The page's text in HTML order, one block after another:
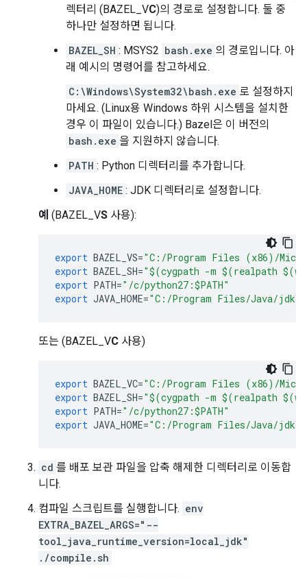
렉터리 (BAZEL_VC)의 경로로 설정합니다. 둘 중
하나만 설정하면 됩니다.
BAZEL_SH : MSYS2 bash.exe 의 경로입니다. 아
래 예시의 명령어를 참고하세요.
C:\Windows\System32\bash.exe 로 설정하지
마세요. (Linux용 Windows 하위 시스템을 설치한
경우 이 파일이 있습니다.) Bazel은 이 버전의
bash.exe 을 지원하지 않습니다.
PATH : Python 디렉터리를 추가합니다.
JAVA_HOME : JDK 디렉터리로 설정합니다.
예 (BAZEL_VS 사용):
export BAZEL_VS="C:/Program Files (x86)/
export BAZEL_SH="$(cygpath -m $(realpath
export PATH="/c/python27:$PATH"
export JAVA_HOME="C:/Program Files/Java/jdk-
또는 (BAZEL_VC 사용)
export BAZEL_VC="C:/Program Files (x86)/
export BAZEL_SH="$(cygpath -m $(realpath
export PATH="/c/python27:$PATH"
export JAVA_HOME="C:/Program Files/Java/jdk-
cd 를 배포 보관 파일을 압축 해제한 디렉터리로 이동합
니다.
컴파일 스크립트를 실행합니다. env
EXTRA_BAZEL_ARGS="--
tool_java_runtime_version=local_jdk"
./compile.sh